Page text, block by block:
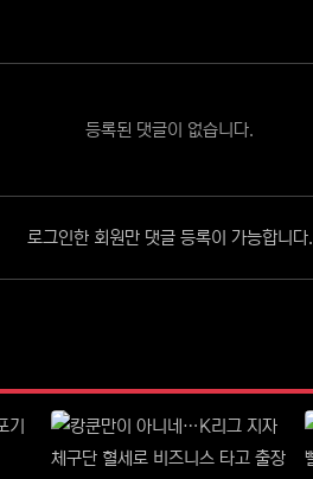
등록된 댓글이 없습니다.
로그인한 회원만 댓글 등록이 가능합니다.